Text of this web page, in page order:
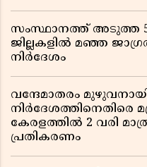
സംസ്ഥാനത്ത് അടുത്ത 5
ജില്ലകളിൽ മഞ്ഞ
നിർദേശം
വന്ദേമാതരം
നിർദേശത്തിനെതിരെ
കേരളത്തിൽ 2 വരി
പ്രതികരണം